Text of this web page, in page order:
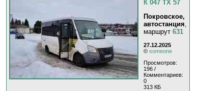
К 047 ТХ 57
Покровское,
автостанция,
маршрут 631
27.12.2025
© someone
Просмотров:
196 /
Комментариев:
0
313 КБ